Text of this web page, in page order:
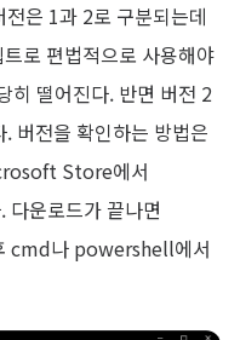
은 1과 2로 구분되는데
로 편법적으로 사용해야
히 떨어진다. 반면 버전 2
버전을 확인하는 방법은
Store에서
운로드가 끝나면
cmd나 powershell에서